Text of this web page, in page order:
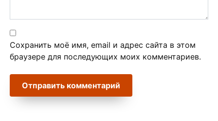
Сохранить моё имя, email и адрес сайта в этом
браузере для последующих моих комментариев.